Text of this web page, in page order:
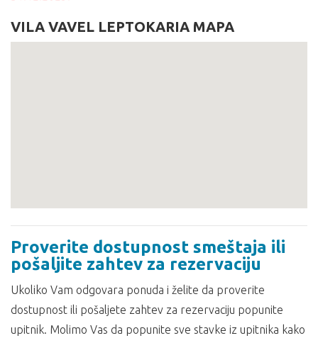
VILA VAVEL LEPTOKARIA MAPA
Proverite dostupnost smeštaja ili
pošaljite zahtev za rezervaciju
Ukoliko Vam odgovara ponuda i želite da proverite
dostupnost ili pošaljete zahtev za rezervaciju popunite
upitnik. Molimo Vas da popunite sve stavke iz upitnika kako